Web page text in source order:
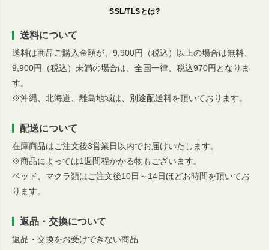
SSL/TLSとは?
送料について
送料は商品ご購入金額が、9,900円（税込）以上の場合は無料、
9,900円（税込）未満の場合は、全国一律、税込970円となりま
す。
※沖縄、北海道、離島地域は、別途配送料を頂いております。
配送について
在庫商品はご注文後3営業日以内でお届けいたします。
※商品によっては1週間程かかる物もございます。
ベッド、マクラ類はご注文後10日～14日ほどお時間を頂いてお
ります。
返品・交換について
返品・交換をお受けできない商品